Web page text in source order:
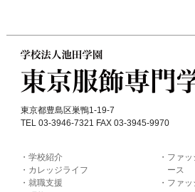
東京都豊島区巣鴨1-19-7
TEL 03-3946-7321 FAX 03-3945-9970
学校紹介
カレッジライフ
就職支援
ファ
ース
ファ